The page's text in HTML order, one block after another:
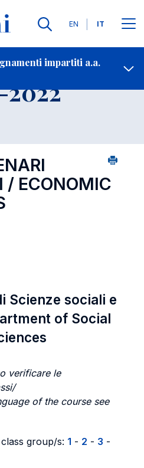
Lingue
EN IT
impartiti a.a.
Contatti
2022
/ ECONOMIC
Scienze sociali e
of Social
verificare le
of the course see
group/s: 1 - 2 - 3 -